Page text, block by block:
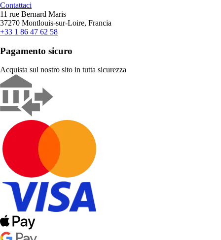
Contattaci
11 rue Bernard Maris
37270 Montlouis-sur-Loire, Francia
+33 1 86 47 62 58
Pagamento sicuro
Acquista sul nostro sito in tutta sicurezza